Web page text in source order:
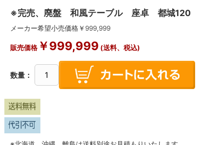
※完売、廃盤 和風テーブル 座卓 都城120
メーカー希望小売価格￥ 999,999
販売価格￥999,999 (送料、税込)
数量：